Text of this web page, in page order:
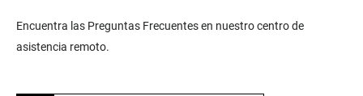
Encuentra las Preguntas Frecuentes en nuestro centro de
asistencia remoto.